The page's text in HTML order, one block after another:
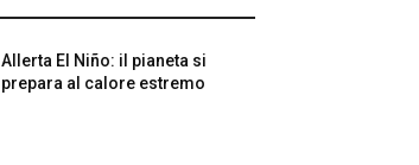
Allerta El Niño: il pianeta si
prepara al calore estremo